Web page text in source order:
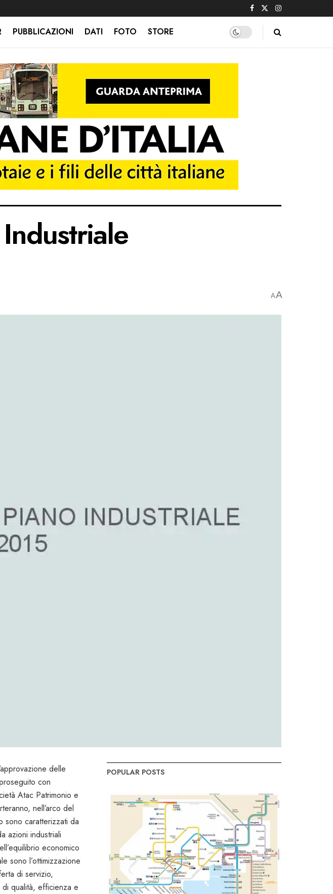
PUBBLICAZIONI DATI FOTO STORE
AA
delle
con
Atac Patrimonio e
nell’arco del
sono caratterizzati da
azioni industriali
economico
sono l’ottimizzazione
di servizio,
di qualità, efficienza e
POPULAR POSTS